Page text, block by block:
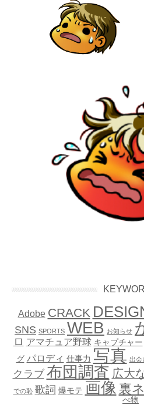
Adobe CRACK
SNS SPORTS WEB お知らせ
ロ アマチュア野球 キャプチャー
グ パロディ 仕事力 写真 出会
クラブ 布団調査 広大
での恥 歌詞 爆モテ 画像 裏
べ物